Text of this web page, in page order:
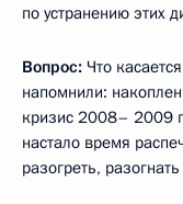
по устранению этих
Вопрос: Что
напомнили:
кризис 2008– 2009
настало время
разогреть,